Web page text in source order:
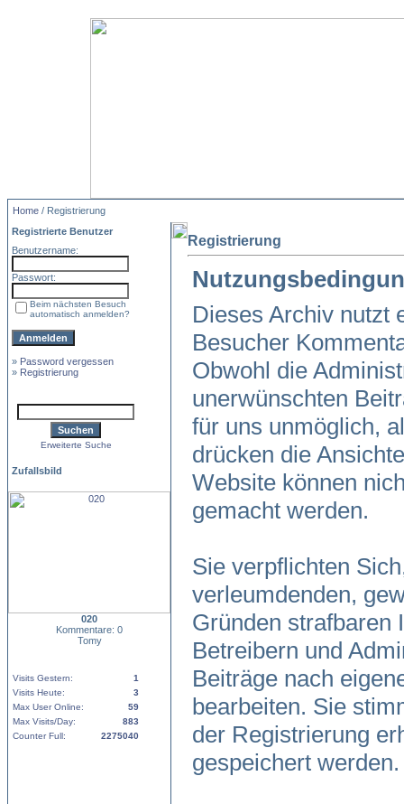
Home / Registrierung
Registrierte Benutzer
Benutzername:
Passwort:
Beim nächsten Besuch
automatisch anmelden?
» Password vergessen
» Registrierung
Erweiterte Suche
Zufallsbild
020
Kommentare: 0
Tomy
Visits Gestern:
1
Visits Heute:
3
Max User Online:
59
Max Visits/Day:
883
Counter Full:
2275040
Registrierung
Dieses Archiv nutzt
Besucher
Obwohl die
unerwünschten
für uns unmöglich,
drücken die
Website können
gemacht werden.
Sie verpflichten
verleumdenden,
Gründen strafbaren
Betreibern und
Beiträge nach
bearbeiten. Sie
der Registrierung
gespeichert werden.